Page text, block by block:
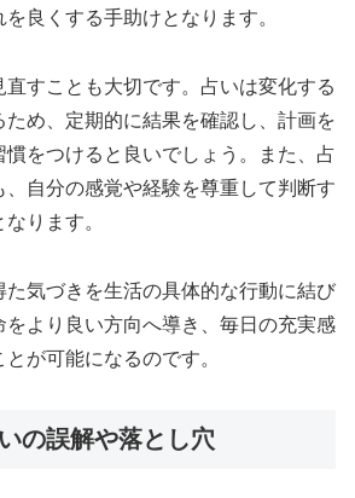
良くする手助けとなります。
すことも大切です。占いは変化する
め、定期的に結果を確認し、計画を
慣をつけると良いでしょう。また、占
、自分の感覚や経験を尊重して判断す
ります。
た気づきを生活の具体的な行動に結び
をより良い方向へ導き、毎日の充実感
が可能になるのです。
の誤解や落とし穴